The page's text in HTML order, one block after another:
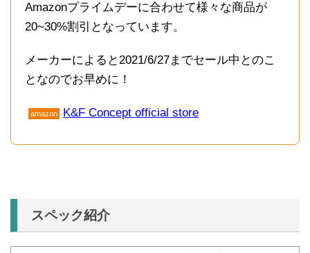
Amazonプライムデーに合わせて様々な商品が
20~30%割引となっています。
メーカーによると2021/6/27までセール中とのこ
となのでお早めに！
amazon K&F Concept official store
スペック紹介